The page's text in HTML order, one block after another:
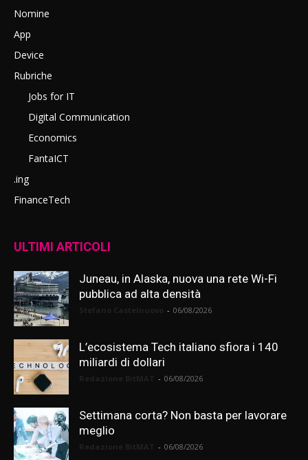
Nomine
App
Device
Rubriche
Jobs for IT
Digital Communication
Economics
FantaICT
.ing
FinanceTech
ULTIMI ARTICOLI
Juneau, in Alaska, nuova una rete Wi-Fi
pubblica ad alta densità
- 06/08/2026
L’ecosistema Tech italiano sfiora i 140
miliardi di dollari
- 06/08/2026
Settimana corta? Non basta per lavorare
meglio
- 06/08/2026